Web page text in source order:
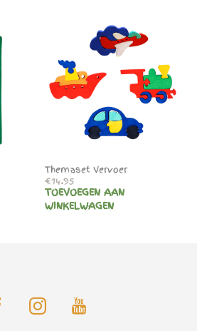
Themaset Vervoer
€14.95
TOEVOEGEN AAN
WINKELWAGEN